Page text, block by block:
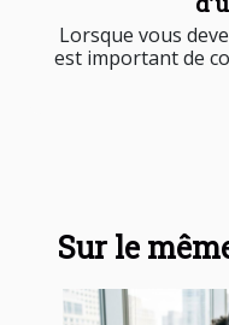
Lorsque vous
est important de
Sur le